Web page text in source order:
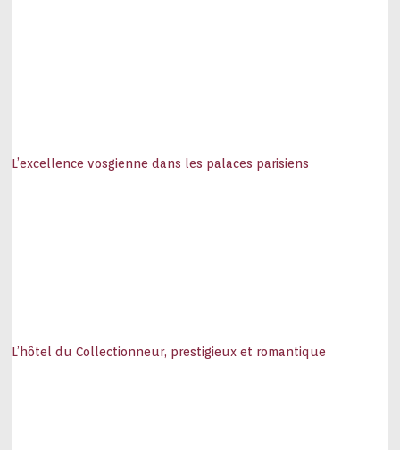
L’excellence vosgienne dans les palaces parisiens
L’hôtel du Collectionneur, prestigieux et romantique